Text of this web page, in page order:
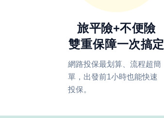
旅平險+不便險
雙重保障一次搞定
網路投保最划算、流程超簡
單，出發前1小時也能快速
投保。